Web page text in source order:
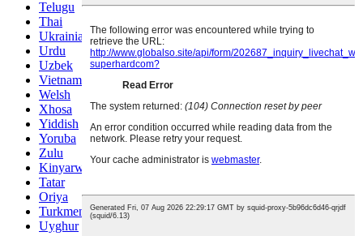
Telugu
Thai
Ukrainian
Urdu
Uzbek
Vietnamese
Welsh
Xhosa
Yiddish
Yoruba
Zulu
Kinyarwanda
Tatar
Oriya
Turkmen
Uyghur